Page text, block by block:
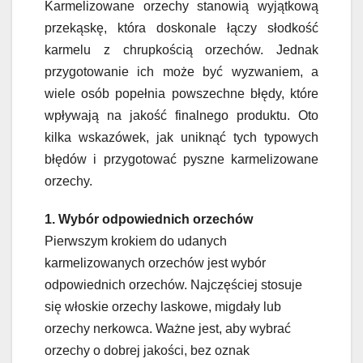
Karmelizowane orzechy stanowią wyjątkową
przekąskę, która doskonale łączy słodkość
karmelu z chrupkością orzechów. Jednak
przygotowanie ich może być wyzwaniem, a
wiele osób popełnia powszechne błędy, które
wpływają na jakość finalnego produktu. Oto
kilka wskazówek, jak uniknąć tych typowych
błędów i przygotować pyszne karmelizowane
orzechy.
1. Wybór odpowiednich orzechów
Pierwszym krokiem do udanych
karmelizowanych orzechów jest wybór
odpowiednich orzechów. Najczęściej stosuje
się włoskie orzechy laskowe, migdały lub
orzechy nerkowca. Ważne jest, aby wybrać
orzechy o dobrej jakości, bez oznak